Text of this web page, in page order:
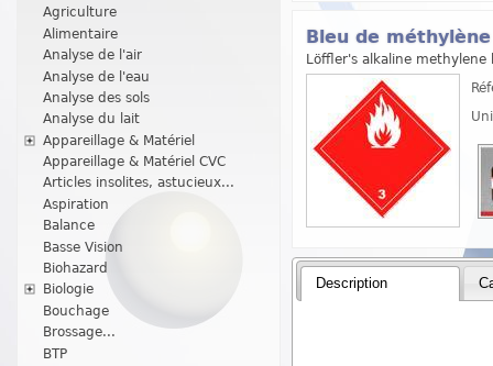
Agriculture
Alimentaire
Analyse de l'air
Analyse de l'eau
Analyse des sols
Analyse du lait
Appareillage & Matériel
Appareillage & Matériel CVC
Articles insolites, astucieux...
Aspiration
Balance
Basse Vision
Biohazard
Biologie
Bouchage
Brossage...
BTP
Bleu de
Löffler's alkaline
Description